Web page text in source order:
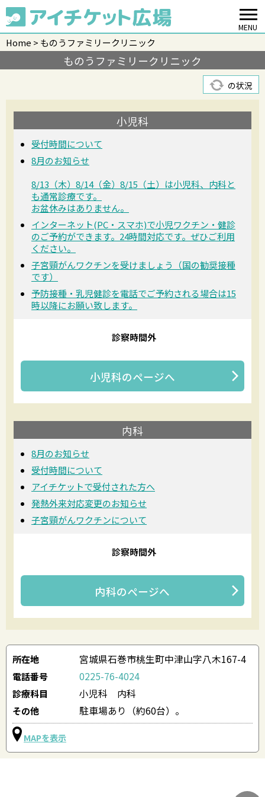
MENU
Home ものうファミリークリニック
ものうファミリークリニック
の状況
小児科
受付時間について
8月のお知らせ
8/13（木）8/14（金）8/15（土）は小児科、内科と
も通常診療です。
お盆休みはありません。
インターネット(PC・スマホ)で小児ワクチン・健診
のご予約ができます。24時間対応です。ぜひご利用
ください。
子宮頸がんワクチンを受けましょう（国の勧奨接種
です）
予防接種・乳児健診を電話でご予約される場合は15
時以降にお願い致します。
診察時間外
小児科のページへ
内科
8月のお知らせ
受付時間について
アイチケットで受付された方へ
発熱外来対応変更のお知らせ
子宮頸がんワクチンについて
診察時間外
内科のページへ
所在地 宮城県石巻市桃生町中津山字八木167-4
電話番号 0225-76-4024
診療科目 小児科 内科
その他 駐車場あり（約60台）。
MAPを表示